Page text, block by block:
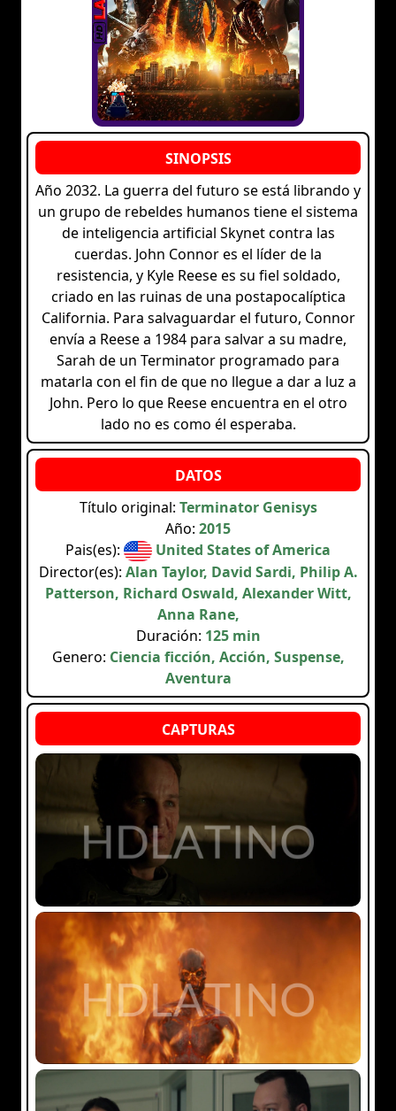
Año 2032. La guerra del futuro se está librando y
un grupo de rebeldes humanos tiene el sistema
de inteligencia artificial Skynet contra las
cuerdas. John Connor es el líder de la
resistencia, y Kyle Reese es su fiel soldado,
criado en las ruinas de una postapocalíptica
California. Para salvaguardar el futuro, Connor
envía a Reese a 1984 para salvar a su madre,
Sarah de un Terminator programado para
matarla con el fin de que no llegue a dar a luz a
John. Pero lo que Reese encuentra en el otro
lado no es como él esperaba.
Título original: Terminator Genisys
Año: 2015
Pais(es):
United States of America
Director(es): Alan Taylor, David Sardi, Philip A.
Patterson, Richard Oswald, Alexander Witt,
Anna Rane,
Duración: 125 min
Genero: Ciencia ficción, Acción, Suspense,
Aventura